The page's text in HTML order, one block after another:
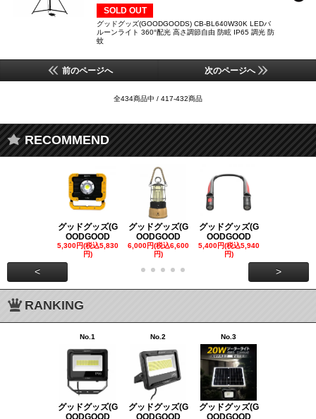
SOLD OUT
グッドグッズ(GOODGOODS) CB-BL640W30K LEDバ
ルーンライト 360°配光 高さ調節自由 防眩 IP65 調光 防
蚊
前のページへ 次のページへ
全434商品中 / 417-432商品
RECOMMEND
グッドグッズ(G
OODGOOD
5,300円(税込5,830
円)
グッドグッズ(G
OODGOOD
6,000円(税込6,600
円)
グッドグッズ(G
OODGOOD
5,400円(税込5,940
円)
< >
RANKING
No.1
グッドグッズ(G
OODGOOD
No.2
グッドグッズ(G
OODGOOD
No.3
グッドグッズ(G
OODGOOD